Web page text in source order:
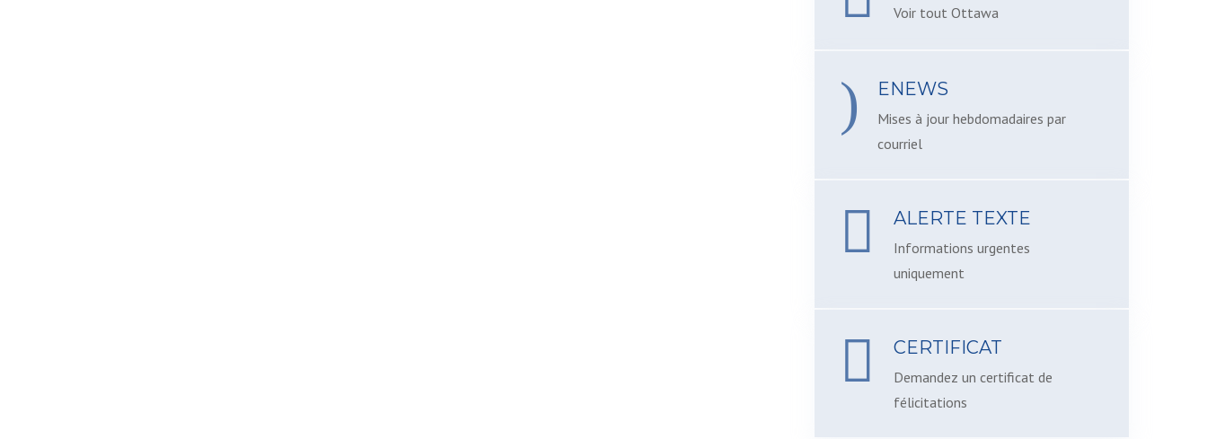
Voir tout Ottawa
ENEWS
Mises à jour hebdomadaires par
courriel
ALERTE TEXTE
Informations urgentes
uniquement
CERTIFICAT
Demandez un certificat de
félicitations